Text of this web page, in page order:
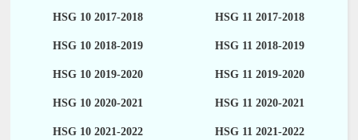
HSG 10 2017-2018 HSG 11 2017-2018
HSG 10 2018-2019 HSG 11 2018-2019
HSG 10 2019-2020 HSG 11 2019-2020
HSG 10 2020-2021 HSG 11 2020-2021
HSG 10 2021-2022 HSG 11 2021-2022